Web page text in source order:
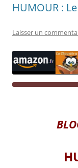
HUMOUR :
Laisser un